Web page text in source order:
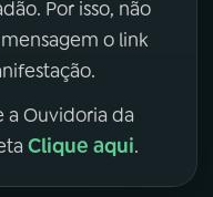
Por isso, não
o link
a Ouvidoria da
Clique aqui.